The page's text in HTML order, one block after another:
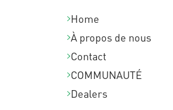
Home
À propos de nous
Contact
COMMUNAUTÉ
Dealers